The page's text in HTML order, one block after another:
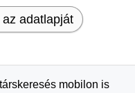
adatlapját
mobilon is